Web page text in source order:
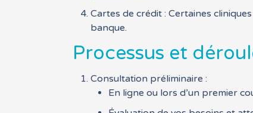
Cartes de crédit : Certaines
banque.
Processus et
Consultation préliminaire :
En ligne ou lors d’un premier